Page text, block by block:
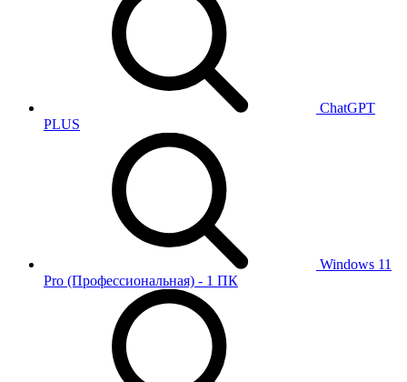
ChatGPT
PLUS
Windows 11
Pro (Профессиональная) - 1 ПК